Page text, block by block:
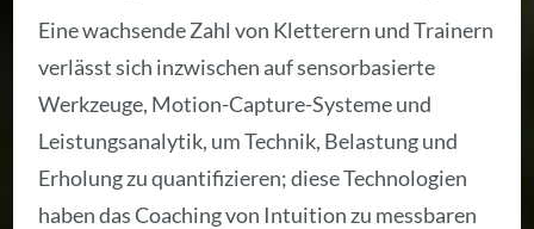
Eine wachsende Zahl von Kletterern und Trainern
verlässt sich inzwischen auf sensorbasierte
Werkzeuge, Motion-Capture-Systeme und
Leistungsanalytik, um Technik, Belastung und
Erholung zu quantifizieren; diese Technologien
haben das Coaching von Intuition zu messbaren